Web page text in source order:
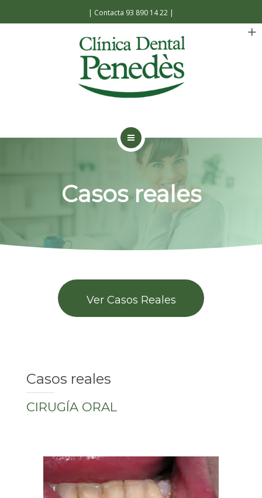
| Contacta 93 890 14 22 |
FACILIDADES
CONTACTO
Casos reales
Ver Casos Reales
Casos reales
CIRUGÍA ORAL